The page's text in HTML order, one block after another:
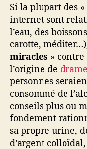
Si la plupart des
internet sont
l’eau, des
carotte,
miracles »
l’origine de
personnes
consommé de
conseils plus ou
fondement
sa propre urine,
d’argent